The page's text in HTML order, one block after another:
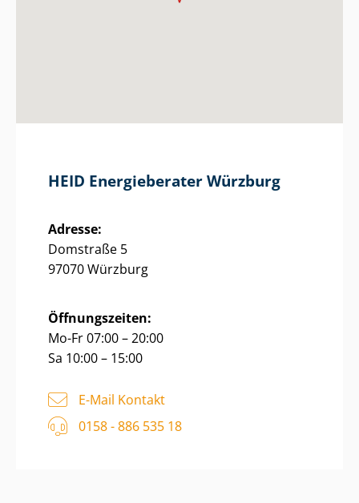
HEID Energieberater Würzburg
Adresse:
Domstraße 5
97070 Würzburg
Öffnungszeiten:
Mo-Fr 07:00 – 20:00
Sa 10:00 – 15:00
E-Mail Kontakt
0158 - 886 535 18